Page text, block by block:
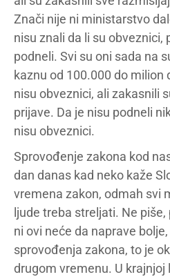
Znači nije ni ministarstvo
nisu znali da li su obveznici,
podneli. Svi su oni sada na
kaznu od 100.000 do milion
nisu obveznici, ali zakasnili
prijave. Da je nisu podneli
nisu obveznici.
Sprovođenje zakona kod
dan danas kad neko kaže
vremena zakon, odmah svi
ljude treba streljati. Ne
ni ovi neće da naprave
sprovođenja zakona, to je
drugom vremenu. U krajnjoj